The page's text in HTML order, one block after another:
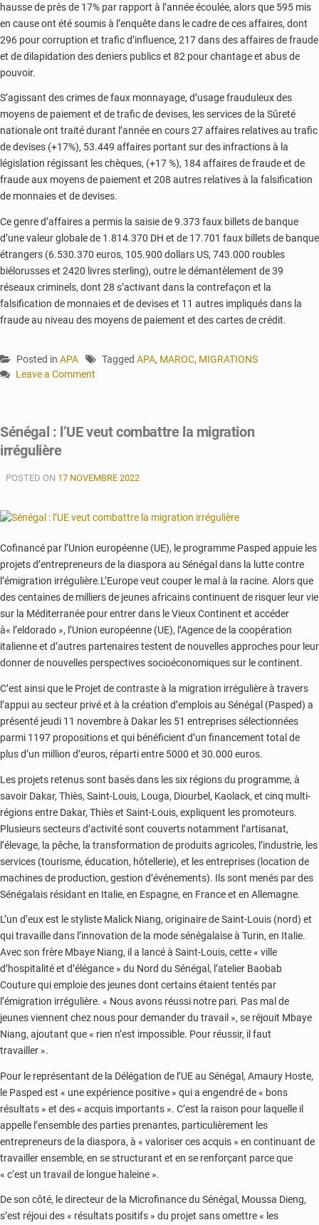
hausse de près de 17% par rapport à l’année écoulée, alors que 595 mis
en cause ont été soumis à l’enquête dans le cadre de ces affaires, dont
296 pour corruption et trafic d’influence, 217 dans des affaires de fraude
et de dilapidation des deniers publics et 82 pour chantage et abus de
pouvoir.
S’agissant des crimes de faux monnayage, d’usage frauduleux des
moyens de paiement et de trafic de devises, les services de la Sûreté
nationale ont traité durant l’année en cours 27 affaires relatives au trafic
de devises (+17%), 53.449 affaires portant sur des infractions à la
législation régissant les chèques, (+17 %), 184 affaires de fraude et de
fraude aux moyens de paiement et 208 autres relatives à la falsification
de monnaies et de devises.
Ce genre d’affaires a permis la saisie de 9.373 faux billets de banque
d’une valeur globale de 1.814.370 DH et de 17.701 faux billets de banque
étrangers (6.530.370 euros, 105.900 dollars US, 743.000 roubles
biélorusses et 2420 livres sterling), outre le démantèlement de 39
réseaux criminels, dont 28 s’activant dans la contrefaçon et la
falsification de monnaies et de devises et 11 autres impliqués dans la
fraude au niveau des moyens de paiement et des cartes de crédit.
Posted in APA Tagged APA, MAROC, MIGRATIONS
Leave a Comment
Arrestation
de
de
à
migration
clandestine
en
2022
Sénégal : l’UE veut combattre la migration
irrégulière
POSTED ON 17 NOVEMBRE 2022
Cofinancé par l’Union européenne (UE), le programme Pasped appuie les
projets d’entrepreneurs de la diaspora au Sénégal dans la lutte contre
l’émigration irrégulière.L’Europe veut couper le mal à la racine. Alors que
des centaines de milliers de jeunes africains continuent de risquer leur vie
sur la Méditerranée pour entrer dans le Vieux Continent et accéder
à« l’eldorado », l’Union européenne (UE), l’Agence de la coopération
italienne et d’autres partenaires testent de nouvelles approches pour leur
donner de nouvelles perspectives socioéconomiques sur le continent.
C’est ainsi que le Projet de contraste à la migration irrégulière à travers
l’appui au secteur privé et à la création d’emplois au Sénégal (Pasped) a
présenté jeudi 11 novembre à Dakar les 51 entreprises sélectionnées
parmi 1197 propositions et qui bénéficient d’un financement total de
plus d’un million d’euros, réparti entre 5000 et 30.000 euros.
Les projets retenus sont basés dans les six régions du programme, à
savoir Dakar, Thiès, Saint-Louis, Louga, Diourbel, Kaolack, et cinq multi-
régions entre Dakar, Thiès et Saint-Louis, expliquent les promoteurs.
Plusieurs secteurs d’activité sont couverts notamment l’artisanat,
l’élevage, la pêche, la transformation de produits agricoles, l’industrie, les
services (tourisme, éducation, hôtellerie), et les entreprises (location de
machines de production, gestion d’événements). Ils sont menés par des
Sénégalais résidant en Italie, en Espagne, en France et en Allemagne.
L’un d’eux est le styliste Malick Niang, originaire de Saint-Louis (nord) et
qui travaille dans l’innovation de la mode sénégalaise à Turin, en Italie.
Avec son frère Mbaye Niang, il a lancé à Saint-Louis, cette « ville
d’hospitalité et d’élégance » du Nord du Sénégal, l’atelier Baobab
Couture qui emploie des jeunes dont certains étaient tentés par
l’émigration irrégulière. « Nous avons réussi notre pari. Pas mal de
jeunes viennent chez nous pour demander du travail », se réjouit Mbaye
Niang, ajoutant que « rien n’est impossible. Pour réussir, il faut
travailler ».
Pour le représentant de la Délégation de l’UE au Sénégal, Amaury Hoste,
le Pasped est « une expérience positive » qui a engendré de « bons
résultats » et des « acquis importants ». C’est la raison pour laquelle il
appelle l’ensemble des parties prenantes, particulièrement les
entrepreneurs de la diaspora, à « valoriser ces acquis » en continuant de
travailler ensemble, en se structurant et en se renforçant parce que
« c’est un travail de longue haleine ».
De son côté, le directeur de la Microfinance du Sénégal, Moussa Dieng,
s’est réjoui des « résultats positifs » du projet sans omettre « les